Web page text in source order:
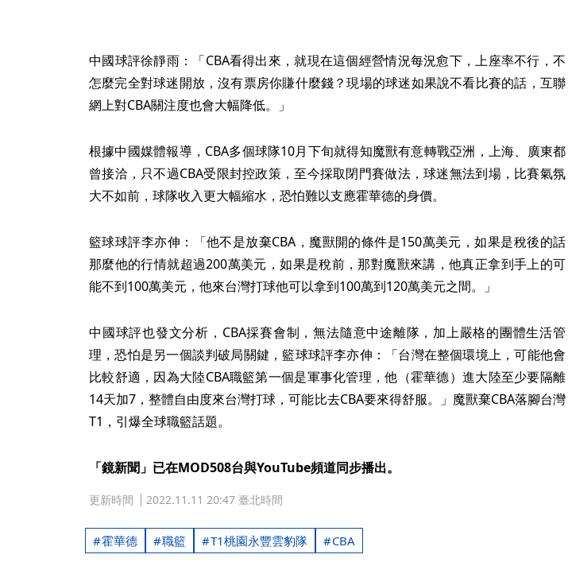
中國球評徐靜雨：「CBA看得出來，就現在這個經營情況每況愈下，上座率不行，不
怎麼完全對球迷開放，沒有票房你賺什麼錢？現場的球迷如果說不看比賽的話，互聯
網上對CBA關注度也會大幅降低。」
根據中國媒體報導，CBA多個球隊10月下旬就得知魔獸有意轉戰亞洲，上海、廣東都
曾接洽，只不過CBA受限封控政策，至今採取閉門賽做法，球迷無法到場，比賽氣氛
大不如前，球隊收入更大幅縮水，恐怕難以支應霍華德的身價。
籃球球評李亦伸：「他不是放棄CBA，魔獸開的條件是150萬美元，如果是稅後的話
那麼他的行情就超過200萬美元，如果是稅前，那對魔獸來講，他真正拿到手上的可
能不到100萬美元，他來台灣打球他可以拿到100萬到120萬美元之間。」
中國球評也發文分析，CBA採賽會制，無法隨意中途離隊，加上嚴格的團體生活管
理，恐怕是另一個談判破局關鍵，籃球球評李亦伸：「台灣在整個環境上，可能他會
比較舒適，因為大陸CBA職籃第一個是軍事化管理，他（霍華德）進大陸至少要隔離
14天加7，整體自由度來台灣打球，可能比去CBA要來得舒服。」魔獸棄CBA落腳台灣
T1，引爆全球職籃話題。
「鏡新聞」已在MOD508台與YouTube頻道同步播出。
更新時間 2022.11.11 20:47 臺北時間
霍華德 職籃 T1桃園永豐雲豹隊 CBA